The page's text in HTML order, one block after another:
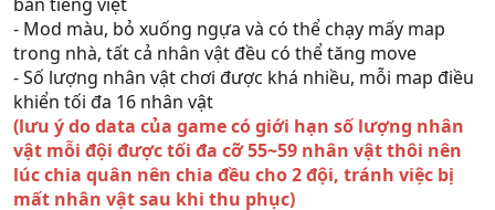
- Mod màu, bỏ xuống ngựa và có thể chạy mấy map
trong nhà, tất cả nhân vật đều có thể tăng move
- Số lượng nhân vật chơi được khá nhiều, mỗi map điều
khiển tối đa 16 nhân vật
(lưu ý do data của game có giới hạn số lượng nhân
vật mỗi đội được tối đa cỡ 55~59 nhân vật thôi nên
lúc chia quân nên chia đều cho 2 đội, tránh việc bị
mất nhân vật sau khi thu phục)